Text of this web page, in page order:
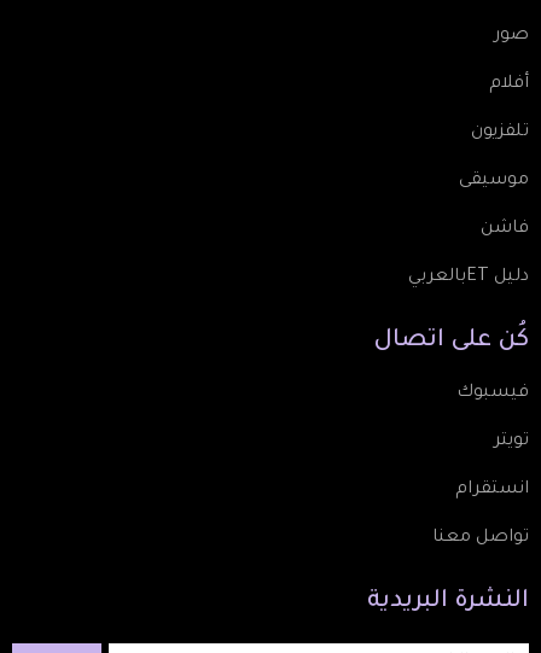
صور
أفلام
تلفزيون
موسيقى
فاشن
دليل ETبالعربي
كُن على اتصال
فيسبوك
تويتر
انستقرام
تواصل معنا
النشرة البريدية